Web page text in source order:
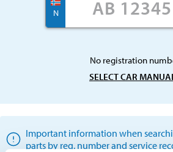
N
No registration
SELECT CAR
Important information when
parts by reg. number and service